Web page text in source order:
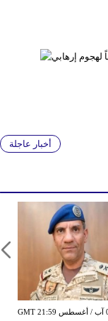
أخبار عاجلة
الخميس ,06 آب / أغسطس GMT 21:59